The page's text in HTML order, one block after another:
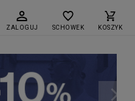
ZALOGUJ SCHOWEK KOSZYK